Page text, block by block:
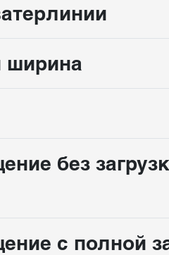
ширина
без
с полной